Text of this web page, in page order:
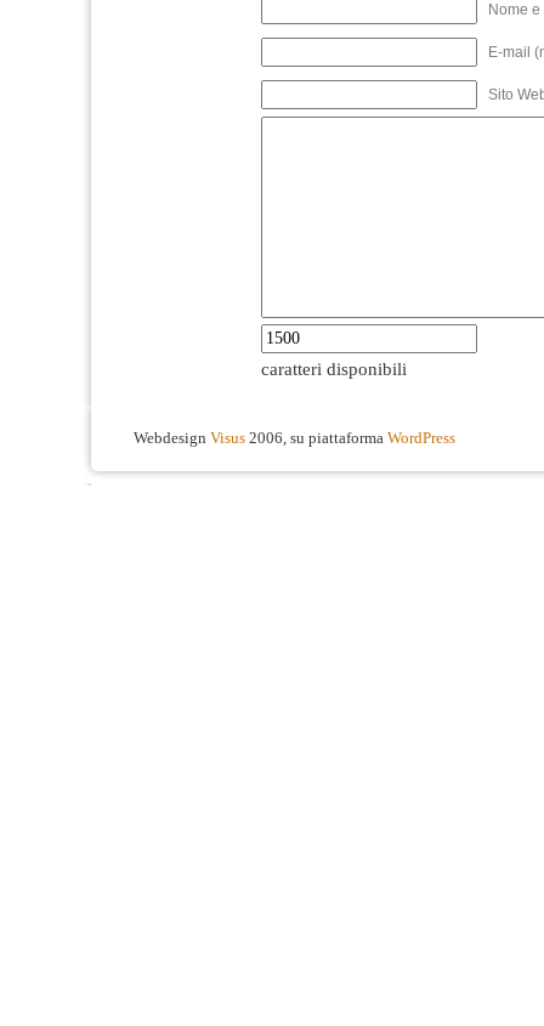
Nome
E-mail
Sito
caratteri disponibili
Webdesign Visus 2006, su piattaforma WordPress